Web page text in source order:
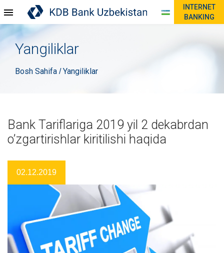
INTERNET
BANKING
Yangiliklar
Bosh Sahifa /Yangiliklar
Bank Tariflariga 2019 yil 2 dekabrdan
o’zgartirishlar kiritilishi haqida
02.12.2019